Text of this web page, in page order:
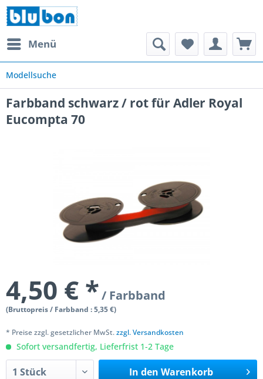
Menü
Modellsuche
Farbband schwarz / rot für Adler Royal
Eucompta 70
4,50 € */ Farbband
(Bruttopreis / Farbband : 5,35 €)
* Preise zzgl. gesetzlicher MwSt.zzgl. Versandkosten
Sofort versandfertig, Lieferfrist 1-2 Tage
In den Warenkorb